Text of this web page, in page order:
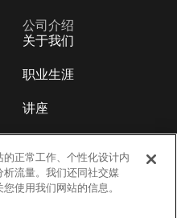
公司介绍
关于我们
职业生涯
讲座
开发人员博客
正常工作、个性化设计内
流量。我们还同社交媒
使用我们网站的信息。